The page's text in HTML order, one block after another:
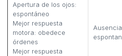
Apertura de los ojos:
espontáneo
Mejor respuesta
motora: obedece
órdenes
Mejor respuesta